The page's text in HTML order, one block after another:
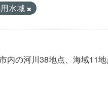
水域
内の河川38地点、海域11